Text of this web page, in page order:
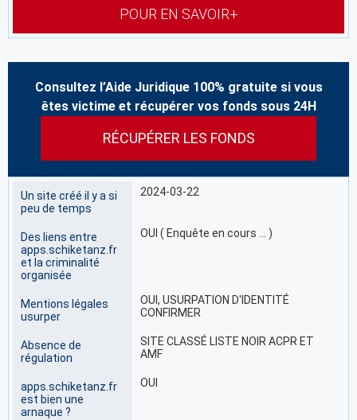
POUR EN SAVOIR+
Consultez l’Aide Juridique 100% gratuite si vous
êtes victime et récupérer vos fonds sous 24H
RÉCUPÉRER LES FONDS
Un site créé il y a si
peu de temps
2024-03-22
Des liens entre
apps.schiketanz.fr
et la criminalité
organisée
OUI ( Enquête en cours … )
Mentions légales
usurper
OUI, USURPATION D'IDENTITÉ
CONFIRMER
Absence de
régulation
SITE CLASSÉ LISTE NOIR ACPR ET
AMF
apps.schiketanz.fr
est bien une
arnaque ?
OUI